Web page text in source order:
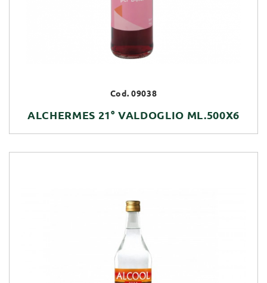
Cod. 09038
ALCHERMES 21° VALDOGLIO ML.500X6